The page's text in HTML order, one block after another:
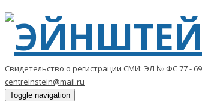
Свидетельство о регистрации СМИ: ЭЛ № ФС 77 -
centreinstein@mail.ru
Toggle navigation